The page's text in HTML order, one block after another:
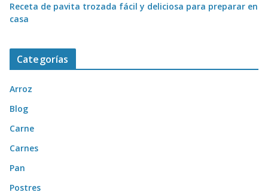
Receta de pavita trozada fácil y deliciosa para preparar en
casa
Categorías
Arroz
Blog
Carne
Carnes
Pan
Postres